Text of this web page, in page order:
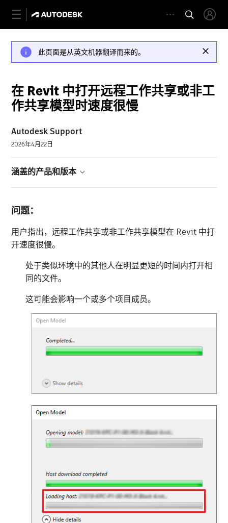
此页面是从英文机器翻译而来的。
在 Revit 中打开远程工作共享或非工
作共享模型时速度很慢
Autodesk Support
2026年4月22日
涵盖的产品和版本
问题：
用户指出，远程工作共享或非工作共享模型在 Revit 中打
开速度很慢。
处于类似环境中的其他人在明显更短的时间内打开相
同的文件。
这可能会影响一个或多个项目成员。